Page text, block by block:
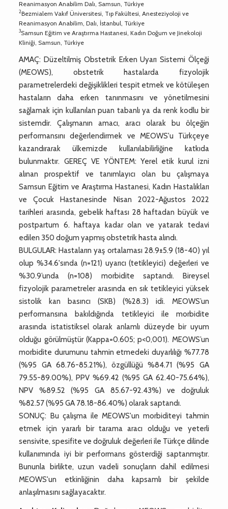
Reanimasyon Anabilim Dalı, Samsun, Türkiye
2Bezmialem Vakıf Üniversitesi, Tıp Fakültesi, Anesteziyoloji ve
Reanimasyon Anabilim, Dalı, İstanbul, Türkiye
3Samsun Eğitim ve Araştırma Hastanesi, Kadın Doğum ve Jinekoloji
Kliniği, Samsun, Türkiye
AMAÇ: Düzeltilmiş Obstetrik Erken Uyarı Sistemi Ölçeği
(MEOWS), obstetrik hastalarda fizyolojik
parametrelerdeki değişiklikleri tespit etmek ve kötüleşen
hastaların daha erken tanınmasını ve yönetilmesini
sağlamak için kullanılan puan tabanlı ya da renk kodlu bir
sistemdir. Çalışmanın amacı, aracı olarak bu ölçeğin
performansını değerlendirmek ve MEOWS'u Türkçeye
kazandırarak ülkemizde kullanılabilirliğine katkıda
bulunmaktır. GEREÇ VE YÖNTEM: Yerel etik kurul izni
alınan prospektif ve tanımlayıcı olan bu çalışmaya
Samsun Eğitim ve Araştırma Hastanesi, Kadın Hastalıkları
ve Çocuk Hastanesinde Nisan 2022-Ağustos 2022
tarihleri arasında, gebelik haftası 28 haftadan büyük ve
postpartum 6. haftaya kadar olan ve yatarak tedavi
edilen 350 doğum yapmış obstetrik hasta alındı.
BULGULAR: Hastaların yaş ortalaması 28.9±5.9 (18-40) yıl
olup %34.6'sında (n=121) uyarıcı (tetikleyici) değerleri ve
%30.9’unda (n=108) morbidite saptandı. Bireysel
fizyolojik parametreler arasında en sık tetikleyici yüksek
sistolik kan basıncı (SKB) (%28.3) idi. MEOWS’un
performansına bakıldığında tetikleyici ile morbidite
arasında istatistiksel olarak anlamlı düzeyde bir uyum
olduğu görülmüştür (Kappa=0.605; p<0,001). MEOWS’un
morbidite durumunu tahmin etmedeki duyarlılığı %77.78
(%95 GA 68.76-85.21%), özgüllüğü %84.71 (%95 GA
79.55-89.00%), PPV %69.42 (%95 GA 62.40-75.64%),
NPV %89.52 (%95 GA 85.67-92.43%) ve doğruluk
%82.57 (%95 GA 78.18-86.40%) olarak saptandı.
SONUÇ: Bu çalışma ile MEOWS'un morbiditeyi tahmin
etmek için yararlı bir tarama aracı olduğu ve yeterli
sensivite, spesifite ve doğruluk değerleri ile Türkçe dilinde
kullanımında iyi bir performans gösterdiği saptanmıştır.
Bununla birlikte, uzun vadeli sonuçların dahil edilmesi
MEOWS'un etkinliğinin daha kapsamlı bir şekilde
anlaşılmasını sağlayacaktır.